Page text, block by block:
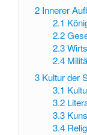
2 Innerer
2.1
2.2
2.3
2.4
3 Kultur der
3.1
3.2
3.3
3.4